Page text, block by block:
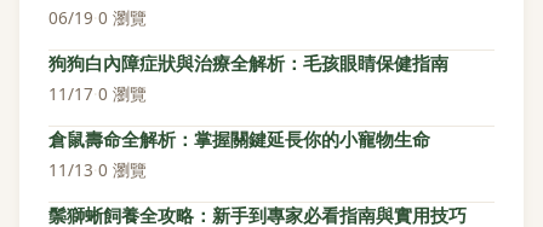
06/19·0 瀏覽
狗狗白內障症狀與治療全解析：毛孩眼睛保健指南
11/17·0 瀏覽
倉鼠壽命全解析：掌握關鍵延長你的小寵物生命
11/13·0 瀏覽
鬃獅蜥飼養全攻略：新手到專家必看指南與實用技巧